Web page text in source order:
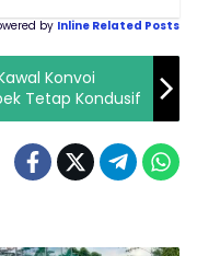
by Inline Related Posts
Konvoi
Tetap Kondusif